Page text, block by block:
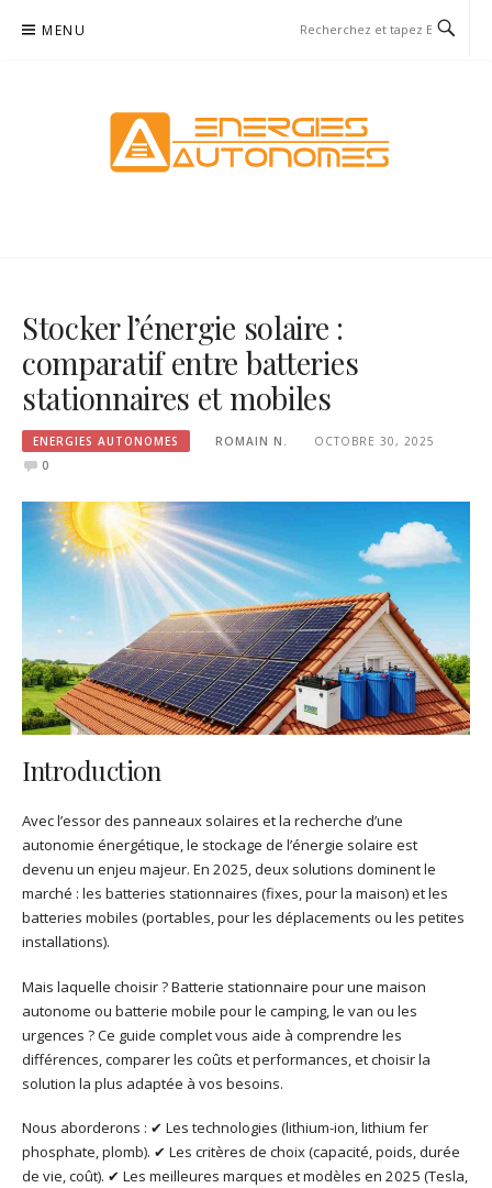
MENU
Stocker l’énergie solaire :
comparatif entre batteries
stationnaires et mobiles
ENERGIES AUTONOMES ROMAIN N.
OCTOBRE 30, 2025
0
Introduction
Avec l’essor des panneaux solaires et la recherche d’une
autonomie énergétique, le stockage de l’énergie solaire est
devenu un enjeu majeur. En 2025, deux solutions dominent le
marché : les batteries stationnaires (fixes, pour la maison) et les
batteries mobiles (portables, pour les déplacements ou les petites
installations).
Mais laquelle choisir ? Batterie stationnaire pour une maison
autonome ou batterie mobile pour le camping, le van ou les
urgences ? Ce guide complet vous aide à comprendre les
différences, comparer les coûts et performances, et choisir la
solution la plus adaptée à vos besoins.
Nous aborderons : ✔ Les technologies (lithium-ion, lithium fer
phosphate, plomb). ✔ Les critères de choix (capacité, poids, durée
de vie, coût). ✔ Les meilleures marques et modèles en 2025 (Tesla,